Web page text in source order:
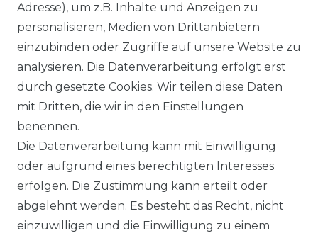
Brühl - Herren Flatfront
Stretchhose, Udine
(0283003319100)
ab 79,95 € *
*inkl. ges. MwSt.zzgl. Versandkosten
Adresse), um z.B. Inhalte und Anzeigen zu
personalisieren, Medien von Drittanbietern
einzubinden oder Zugriffe auf unsere Website zu
analysieren. Die Datenverarbeitung erfolgt erst
durch gesetzte Cookies. Wir teilen diese Daten
mit Dritten, die wir in den Einstellungen
benennen.
Die Datenverarbeitung kann mit Einwilligung
oder aufgrund eines berechtigten Interesses
erfolgen. Die Zustimmung kann erteilt oder
abgelehnt werden. Es besteht das Recht, nicht
einzuwilligen und die Einwilligung zu einem